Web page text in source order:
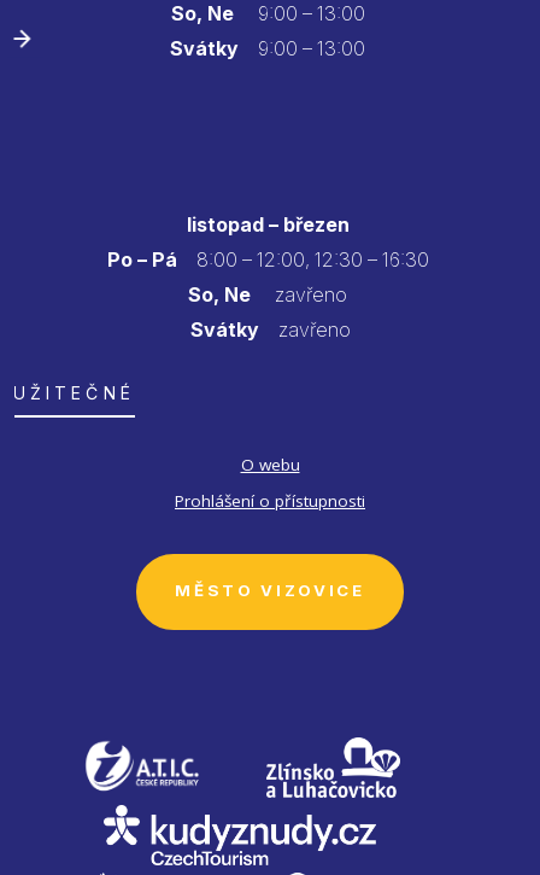
So, Ne9:00 – 13:00
Svátky 9:00 – 13:00
listopad – březen
Po – Pá 8:00 – 12:00, 12:30 – 16:30
So, Ne zavřeno
Svátkyzavřeno
UŽITEČNÉ
O webu
Prohlášení o přístupnosti
MĚSTO VIZOVICE